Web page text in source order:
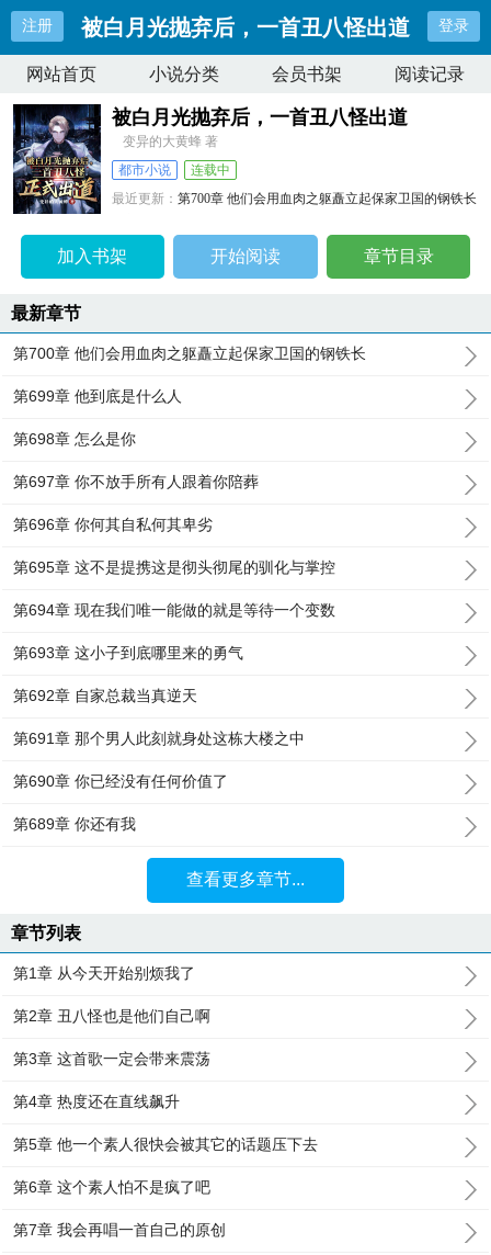
注册 被白月光抛弃后，一首丑八怪出道 登录
网站首页 小说分类 会员书架 阅读记录
被白月光抛弃后，一首丑八怪出道
变异的大黄蜂 著
都市小说
连载中
最近更新：第700章 他们会用血肉之躯矗立起保家卫国的钢铁长
加入书架 开始阅读 章节目录
最新章节
第700章 他们会用血肉之躯矗立起保家卫国的钢铁长
第699章 他到底是什么人
第698章 怎么是你
第697章 你不放手所有人跟着你陪葬
第696章 你何其自私何其卑劣
第695章 这不是提携这是彻头彻尾的驯化与掌控
第694章 现在我们唯一能做的就是等待一个变数
第693章 这小子到底哪里来的勇气
第692章 自家总裁当真逆天
第691章 那个男人此刻就身处这栋大楼之中
第690章 你已经没有任何价值了
第689章 你还有我
查看更多章节...
章节列表
第1章 从今天开始别烦我了
第2章 丑八怪也是他们自己啊
第3章 这首歌一定会带来震荡
第4章 热度还在直线飙升
第5章 他一个素人很快会被其它的话题压下去
第6章 这个素人怕不是疯了吧
第7章 我会再唱一首自己的原创